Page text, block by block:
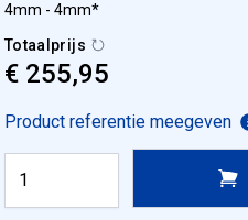
4mm - 4mm*
Totaalprijs
€ 255,95
Product referentie meegeven